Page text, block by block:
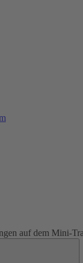
auf dem Mini-